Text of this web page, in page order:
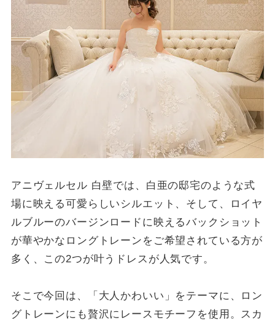
アニヴェルセル 白壁では、白亜の邸宅のような式
場に映える可愛らしいシルエット、そして、ロイヤ
ルブルーのバージンロードに映えるバックショット
が華やかなロングトレーンをご希望されている方が
多く、この2つが叶うドレスが人気です。
そこで今回は、「大人かわいい」をテーマに、ロン
グトレーンにも贅沢にレースモチーフを使用。スカ